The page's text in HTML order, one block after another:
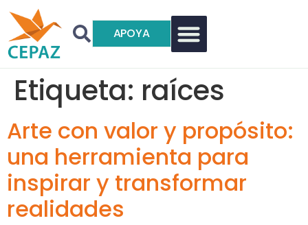
APOYA
Etiqueta: raíces
Arte con valor y propósito:
una herramienta para
inspirar y transformar
realidades